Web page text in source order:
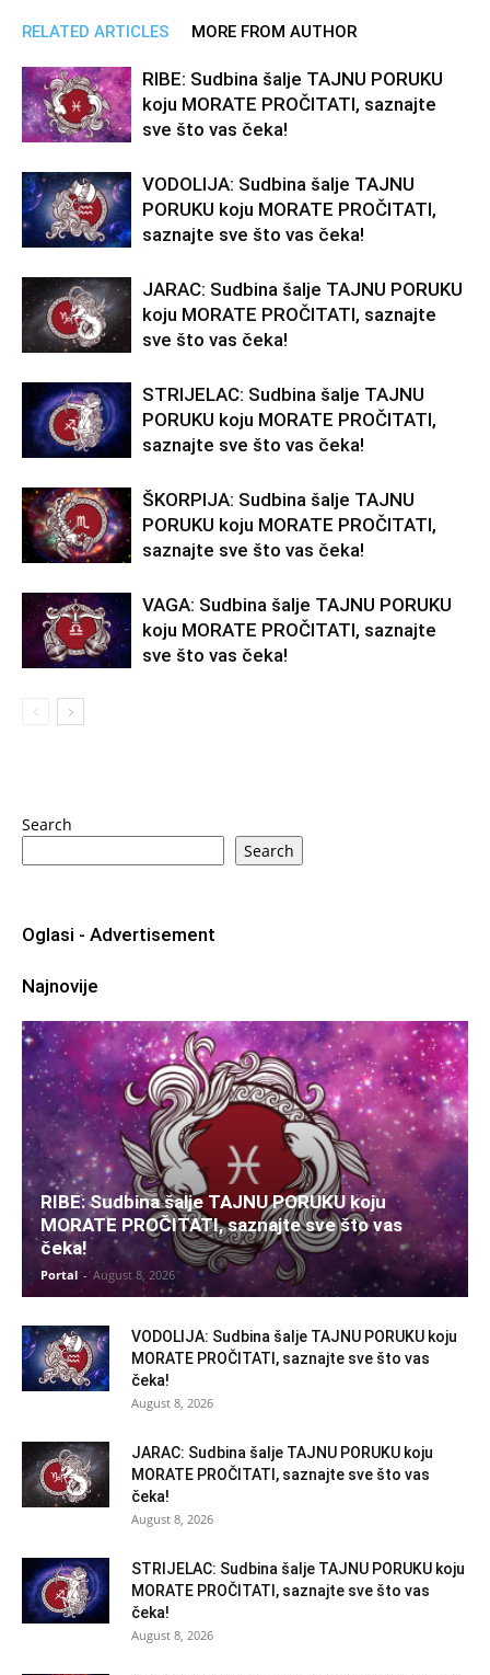
RELATED ARTICLES MORE FROM AUTHOR
RIBE: Sudbina šalje TAJNU PORUKU
koju MORATE PROČITATI, saznajte
sve što vas čeka!
VODOLIJA: Sudbina šalje TAJNU
PORUKU koju MORATE PROČITATI,
saznajte sve što vas čeka!
JARAC: Sudbina šalje TAJNU PORUKU
koju MORATE PROČITATI, saznajte
sve što vas čeka!
STRIJELAC: Sudbina šalje TAJNU
PORUKU koju MORATE PROČITATI,
saznajte sve što vas čeka!
ŠKORPIJA: Sudbina šalje TAJNU
PORUKU koju MORATE PROČITATI,
saznajte sve što vas čeka!
VAGA: Sudbina šalje TAJNU PORUKU
koju MORATE PROČITATI, saznajte
sve što vas čeka!
Search
Search
Oglasi - Advertisement
Najnovije
RIBE: Sudbina šalje TAJNU PORUKU koju
MORATE PROČITATI, saznajte sve što vas
čeka!
Portal - August 8, 2026
VODOLIJA: Sudbina šalje TAJNU PORUKU koju
MORATE PROČITATI, saznajte sve što vas
čeka!
August 8, 2026
JARAC: Sudbina šalje TAJNU PORUKU koju
MORATE PROČITATI, saznajte sve što vas
čeka!
August 8, 2026
STRIJELAC: Sudbina šalje TAJNU PORUKU koju
MORATE PROČITATI, saznajte sve što vas
čeka!
August 8, 2026